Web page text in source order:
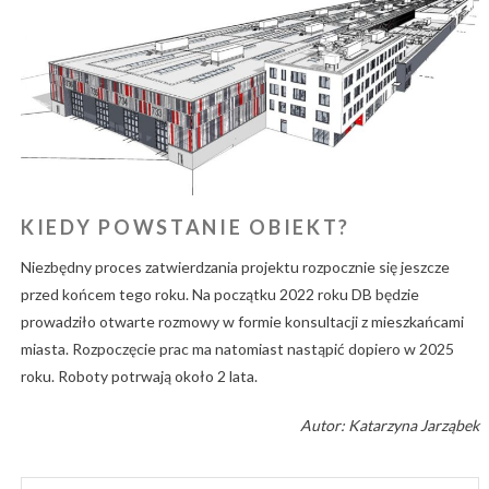
KIEDY POWSTANIE OBIEKT?
Niezbędny proces zatwierdzania projektu rozpocznie się jeszcze
przed końcem tego roku. Na początku 2022 roku DB będzie
prowadziło otwarte rozmowy w formie konsultacji z mieszkańcami
miasta. Rozpoczęcie prac ma natomiast nastąpić dopiero w 2025
roku. Roboty potrwają około 2 lata.
Autor: Katarzyna Jarząbek